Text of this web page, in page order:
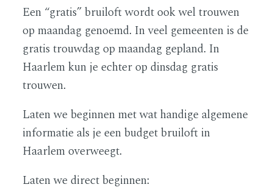
Een “gratis” bruiloft wordt ook wel trouwen
op maandag genoemd. In veel gemeenten is de
gratis trouwdag op maandag gepland. In
Haarlem kun je echter op dinsdag gratis
trouwen.
Laten we beginnen met wat handige algemene
informatie als je een budget bruiloft in
Haarlem overweegt.
Laten we direct beginnen: